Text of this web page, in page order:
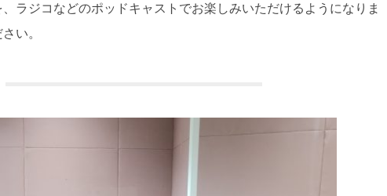
ラジコなどのポッドキャストでお楽しみいただけるようになりま
い。